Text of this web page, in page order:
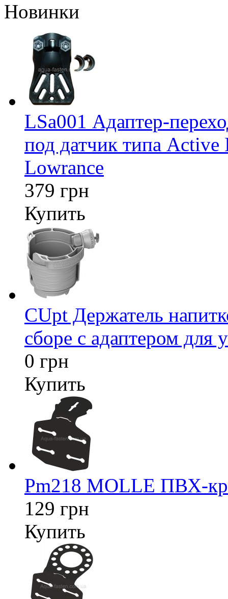
Новинки
LSa001 Адаптер-
под датчик типа Active
Lowrance
379 грн
Купить
CUpt Держатель
сборе с адаптером для
0 грн
Купить
Pm218 MOLLE ПВХ-
129 грн
Купить